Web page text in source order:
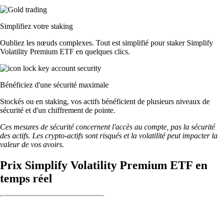
Simplifiez votre staking
Oubliez les nœuds complexes. Tout est simplifié pour staker Simplify
Volatility Premium ETF en quelques clics.
Bénéficiez d'une sécurité maximale
Stockés ou en staking, vos actifs bénéficient de plusieurs niveaux de
sécurité et d'un chiffrement de pointe.
Ces mesures de sécurité concernent l'accès au compte, pas la sécurité
des actifs. Les crypto-actifs sont risqués et la volatilité peut impacter la
valeur de vos avoirs.
Prix Simplify Volatility Premium ETF en
temps réel